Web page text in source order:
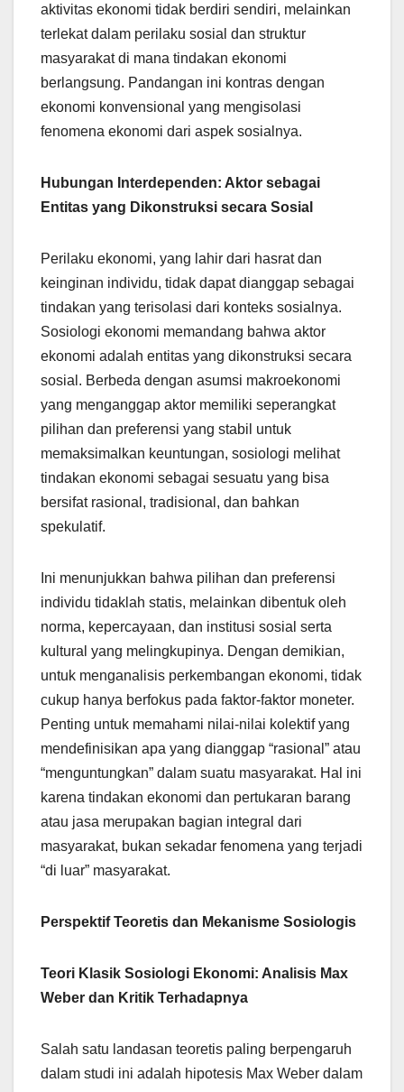
aktivitas ekonomi tidak berdiri sendiri, melainkan
terlekat dalam perilaku sosial dan struktur
masyarakat di mana tindakan ekonomi
berlangsung. Pandangan ini kontras dengan
ekonomi konvensional yang mengisolasi
fenomena ekonomi dari aspek sosialnya.
Hubungan Interdependen: Aktor sebagai
Entitas yang Dikonstruksi secara Sosial
Perilaku ekonomi, yang lahir dari hasrat dan
keinginan individu, tidak dapat dianggap sebagai
tindakan yang terisolasi dari konteks sosialnya.
Sosiologi ekonomi memandang bahwa aktor
ekonomi adalah entitas yang dikonstruksi secara
sosial. Berbeda dengan asumsi makroekonomi
yang menganggap aktor memiliki seperangkat
pilihan dan preferensi yang stabil untuk
memaksimalkan keuntungan, sosiologi melihat
tindakan ekonomi sebagai sesuatu yang bisa
bersifat rasional, tradisional, dan bahkan
spekulatif.
Ini menunjukkan bahwa pilihan dan preferensi
individu tidaklah statis, melainkan dibentuk oleh
norma, kepercayaan, dan institusi sosial serta
kultural yang melingkupinya. Dengan demikian,
untuk menganalisis perkembangan ekonomi, tidak
cukup hanya berfokus pada faktor-faktor moneter.
Penting untuk memahami nilai-nilai kolektif yang
mendefinisikan apa yang dianggap “rasional” atau
“menguntungkan” dalam suatu masyarakat. Hal ini
karena tindakan ekonomi dan pertukaran barang
atau jasa merupakan bagian integral dari
masyarakat, bukan sekadar fenomena yang terjadi
“di luar” masyarakat.
Perspektif Teoretis dan Mekanisme Sosiologis
Teori Klasik Sosiologi Ekonomi: Analisis Max
Weber dan Kritik Terhadapnya
Salah satu landasan teoretis paling berpengaruh
dalam studi ini adalah hipotesis Max Weber dalam